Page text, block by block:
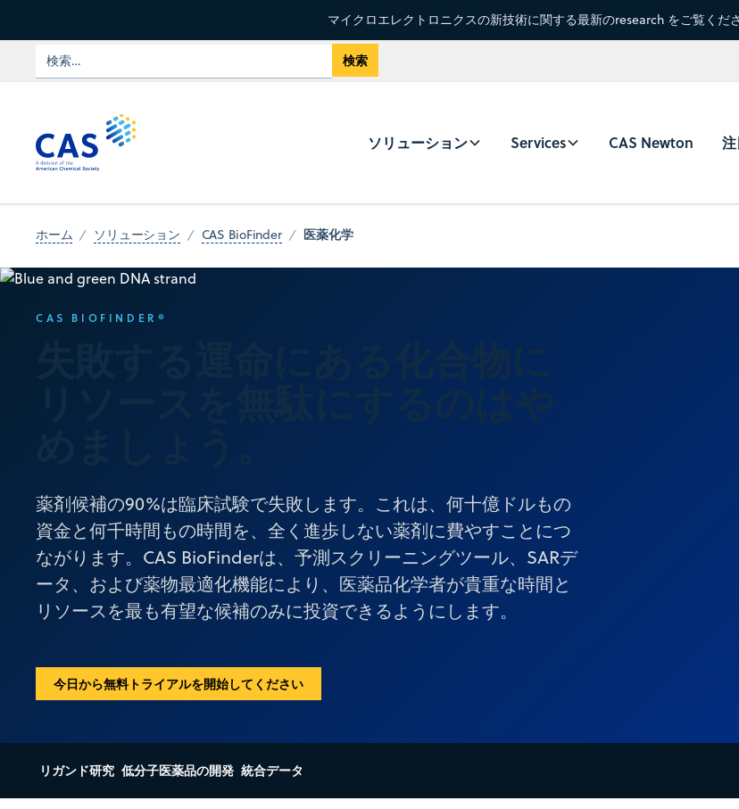
マイクロエレクトロニクスの新技術に関する最新のresearch をご覧くださ
ソリューション Services CAS Newton
ホーム ソリューション CAS BioFinder 医薬化学
CAS BIOFINDER®
リソースを無駄にするのはや
薬剤候補の90%は臨床試験で失敗します。これは、何十億ドルもの
資金と何千時間もの時間を、全く進歩しない薬剤に費やすことにつ
ながります。CAS BioFinderは、予測スクリーニングツール、SARデ
ータ、および薬物最適化機能により、医薬品化学者が貴重な時間と
リソースを最も有望な候補のみに投資できるようにします。
今日から無料トライアルを開始してください
リガンド研究 低分子医薬品の開発 統合データ